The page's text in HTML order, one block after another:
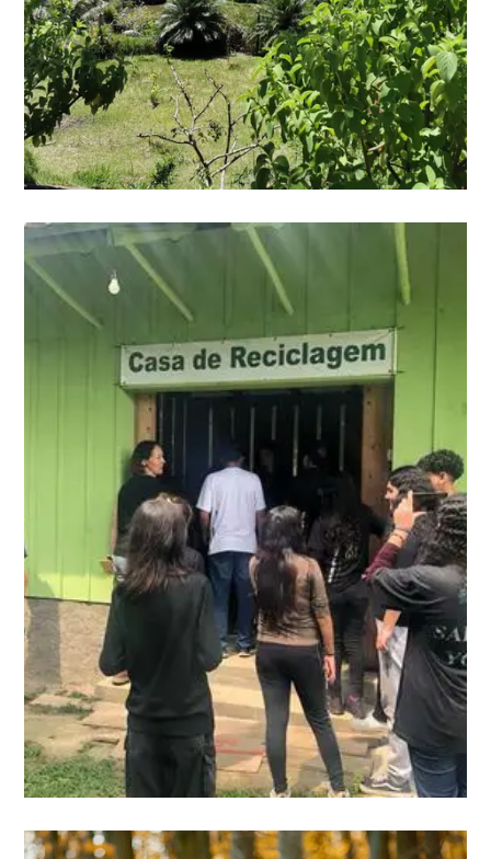
Stärkung des die biologische
Vielfalt fördernden
Agroforstnetzes an der Küste
von Paraná - BioSAF
Erfahren Sie mehr
Neue Ländliche Welt
Erfahren Sie mehr